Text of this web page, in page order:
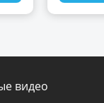
видео